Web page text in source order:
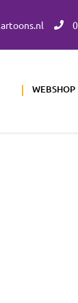
WEBSHOP